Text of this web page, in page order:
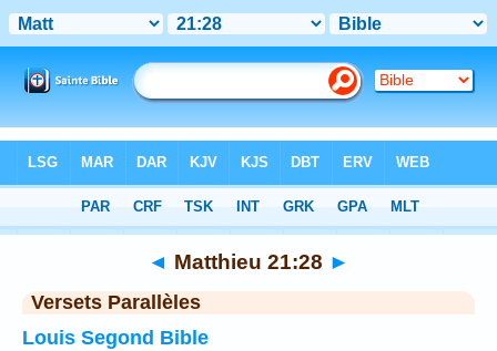
Chapitre 21> Verset 28
◄ Matthieu 21:28 ►
Versets Parallèles
Louis Segond Bible